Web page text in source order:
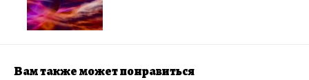
Вам также может понравиться